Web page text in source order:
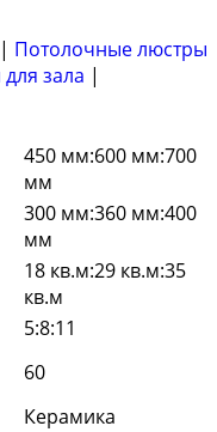
| Потолочные люстры
зала |
450 мм:600 мм:700
мм
300 мм:360 мм:400
мм
18 кв.м:29 кв.м:35
кв.м
5:8:11
60
Керамика